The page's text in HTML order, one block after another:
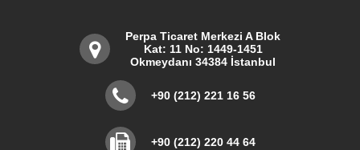
Perpa Ticaret Merkezi A Blok
Kat: 11 No: 1449-1451
Okmeydanı 34384 İstanbul
+90 (212) 221 16 56
+90 (212) 220 44 64